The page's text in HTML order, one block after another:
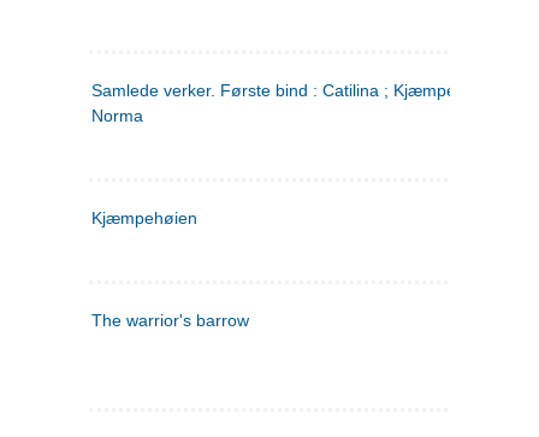
Samlede verker. Første bind : Catilina ; Kjæmpehøien ;
Norma
Kjæmpehøien
The warrior's barrow